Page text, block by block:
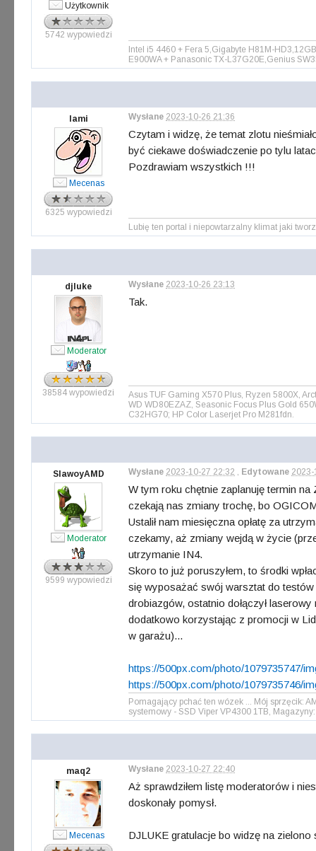
Użytkownik
5742 wypowiedzi
Intel i5 4460 + Fera 5,Gigabyte H81M-
E900WA + Panasonic TX-L37G20E,Genius
lami
Mecenas
6325 wypowiedzi
Wysłane 2023-10-26 21:36
Czytam i widzę, że temat zlotu
być ciekawe doświadczenie po tylu
Pozdrawiam wszystkich !!!
Lubię ten portal i niepowtarzalny klimat jaki
djluke
Moderator
38584 wypowiedzi
Wysłane 2023-10-26 23:13
Tak.
Asus TUF Gaming X570 Plus, Ryzen 5800X,
WD WD80EZAZ, Seasonic Focus Plus Gold
C32HG70; HP Color Laserjet Pro M281fdn.
SlawoyAMD
Moderator
9599 wypowiedzi
Wysłane 2023-10-27 22:32 , Edytowane
W tym roku chętnie zaplanuję termin
czekają nas zmiany trochę, bo
Ustalił nam miesięczna opłatę za
czekamy, aż zmiany wejdą w życie
utrzymanie IN4.
Skoro to już poruszyłem, to środki
się wyposażać swój warsztat do
drobiazgów, ostatnio dołączył
dodatkowo korzystając z promocji w
w garażu)...
https://500px.com/photo/1079735747/
https://500px.com/photo/1079735746/
Pomagający pchać ten wózek ... Mój sprzęcik:
systemowy - SSD Viper VP4300 1TB,
maq2
Mecenas
Wysłane 2023-10-27 22:40
Aż sprawdziłem listę moderatorów i
doskonały pomysł.
DJLUKE gratulacje bo widzę na zielono